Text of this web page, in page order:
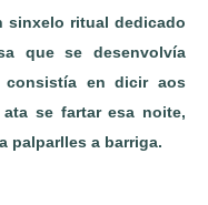
sinxelo ritual dedicado
que se desenvolvía
en dicir aos
se fartar esa noite,
palparlles a barriga.